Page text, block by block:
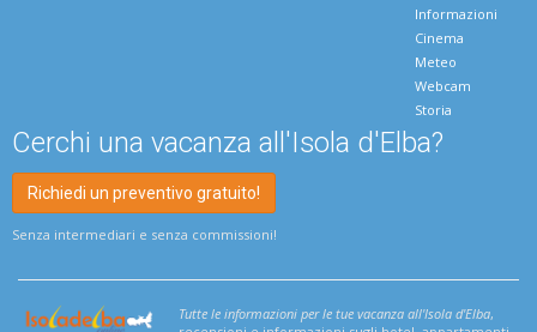
Informazioni
Cinema
Meteo
Webcam
Storia
Cerchi una vacanza all'Isola d'Elba?
Richiedi un preventivo gratuito!
Senza intermediari e senza commissioni!
Tutte le informazioni per le tue vacanza all'Isola d'Elba,